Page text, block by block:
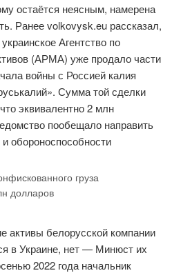
остаётся неясным, намерена
Ранее volkovysk.eu рассказал,
Агентство по
(АРМА) уже продало части
войны с Россией калия
Сумма той сделки
эквивалентно 2 млн
пообещало направить
обороноспособности
груза
долларов
активы белорусской компании
в Украине, нет — Минюст их
2022 года начальник